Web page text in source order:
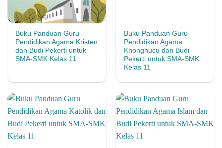
Buku Panduan Guru
Pendidikan Agama Kristen
dan Budi Pekerti untuk
SMA-SMK Kelas 11
Buku Panduan Guru
Pendidikan Agama
Khonghucu dan Budi
Pekerti untuk SMA-SMK
Kelas 11